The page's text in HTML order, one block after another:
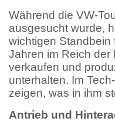
Während die VW-
ausgesucht wurde,
wichtigen Standbein
Jahren im Reich der
verkaufen und
unterhalten. Im
zeigen, was in ihm
Antrieb und